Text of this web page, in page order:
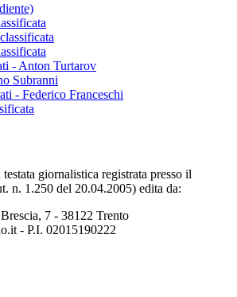
- Anton Turtarov
Subranni
- Federico Franceschi
testata giornalistica registrata presso il
n. 1.250 del 20.04.2005) edita da:
7 - 38122 Trento
- P.I. 02015190222